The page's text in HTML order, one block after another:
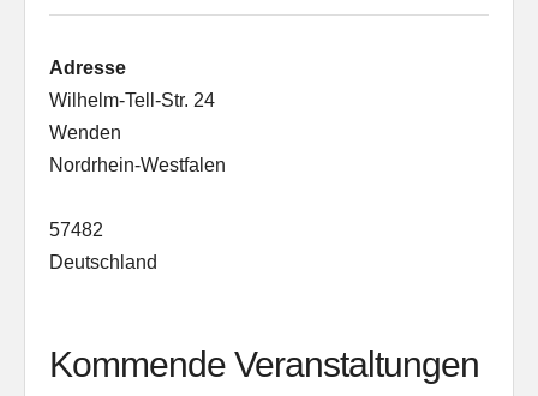
Adresse
Wilhelm-Tell-Str. 24
Wenden
Nordrhein-Westfalen
57482
Deutschland
Kommende Veranstaltungen